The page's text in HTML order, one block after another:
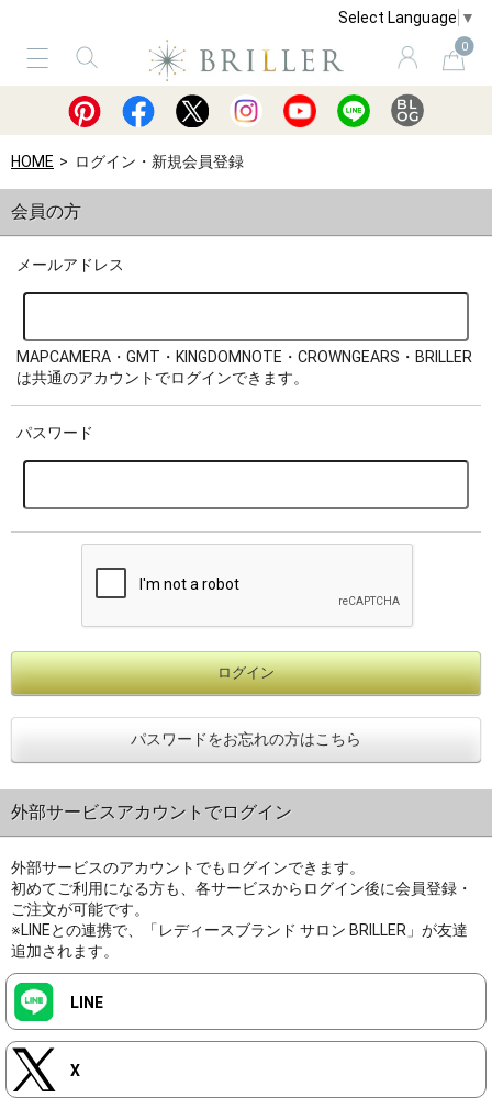
Select Language ▼
0
サービス ショッピングガイド 買取
HOME ログイン・新規会員登録
会員の方
メールアドレス
MAPCAMERA・GMT・KINGDOMNOTE・CROWNGEARS・BRILLER
は共通のアカウントでログインできます。
パスワード
パスワードをお忘れの方はこちら
外部サービスアカウントでログイン
外部サービスのアカウントでもログインできます。
初めてご利用になる方も、各サービスからログイン後に会員登録・
ご注文が可能です。
※LINEとの連携で、「レディースブランド サロン BRILLER」が友達
追加されます。
LINE
X